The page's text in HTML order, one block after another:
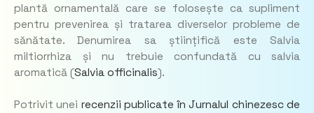
plantă ornamentală care se folosește ca supliment
pentru prevenirea și tratarea diverselor probleme de
sănătate. Denumirea sa științifică este Salvia
miltiorrhiza și nu trebuie confundată cu salvia
aromatică (Salvia officinalis).
Potrivit unei recenzii publicate înJurnalul chinezesc de